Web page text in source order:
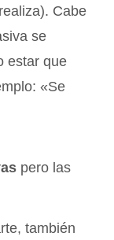
Cabe
se
estar que
«Se
pero las
también